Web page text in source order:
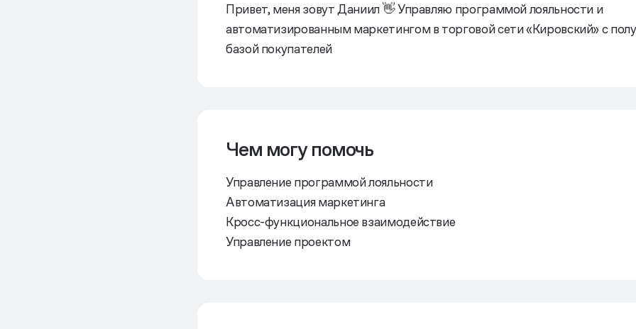
Привет, меня зовут Даниил 👋 Управляю программой лояльности и
автоматизированным маркетингом в торговой сети «Кировский» с
базой покупателей
Чем могу помочь
Управление программой лояльности
Автоматизация маркетинга
Кросс-функциональное взаимодействие
Управление проектом